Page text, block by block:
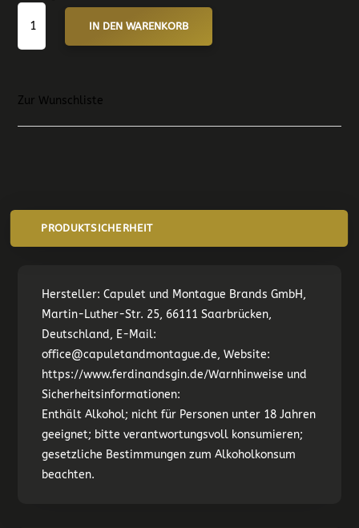
FERDINAND'S
COPPER
COMB
PACK
IN DEN WARENKORB
Zur Wunschliste
PRODUKTSICHERHEIT
Hersteller:Capulet und Montague Brands GmbH,
Martin-Luther-Str. 25, 66111 Saarbrücken,
Deutschland, E-Mail:
office@capuletandmontague.de, Website:
https://www.ferdinandsgin.de/Warnhinweise und
Sicherheitsinformationen:
Enthält Alkohol; nicht für Personen unter 18 Jahren
geeignet; bitte verantwortungsvoll konsumieren;
gesetzliche Bestimmungen zum Alkoholkonsum
beachten.